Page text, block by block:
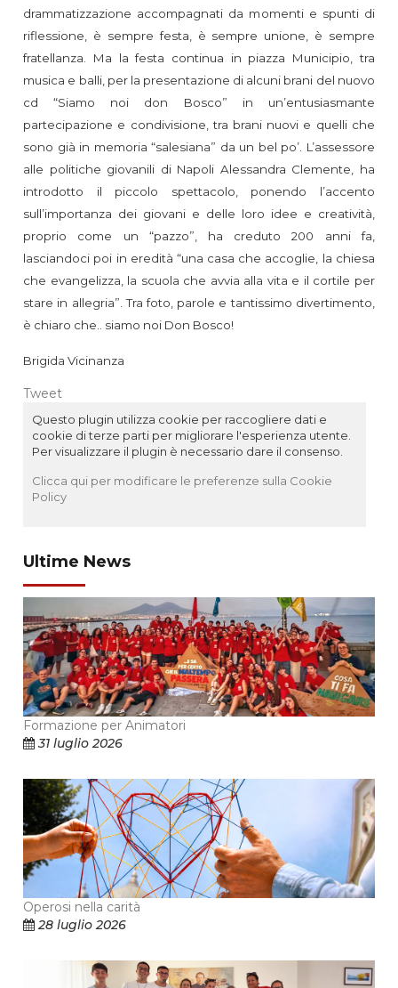
drammatizzazione accompagnati da momenti e spunti di
riflessione, è sempre festa, è sempre unione, è sempre
fratellanza. Ma la festa continua in piazza Municipio, tra
musica e balli, per la presentazione di alcuni brani del nuovo
cd “Siamo noi don Bosco” in un’entusiasmante
partecipazione e condivisione, tra brani nuovi e quelli che
sono già in memoria “salesiana” da un bel po’. L’assessore
alle politiche giovanili di Napoli Alessandra Clemente, ha
introdotto il piccolo spettacolo, ponendo l’accento
sull’importanza dei giovani e delle loro idee e creatività,
proprio come un “pazzo”, ha creduto 200 anni fa,
lasciandoci poi in eredità “una casa che accoglie, la chiesa
che evangelizza, la scuola che avvia alla vita e il cortile per
stare in allegria”. Tra foto, parole e tantissimo divertimento,
è chiaro che.. siamo noi Don Bosco!
Brigida Vicinanza
Tweet
Questo plugin utilizza cookie per raccogliere dati e
cookie di terze parti per migliorare l'esperienza utente.
Per visualizzare il plugin è necessario dare il consenso.
Clicca qui per modificare le preferenze sulla Cookie
Policy
Ultime News
Formazione per Animatori
31 luglio 2026
Operosi nella carità
28 luglio 2026